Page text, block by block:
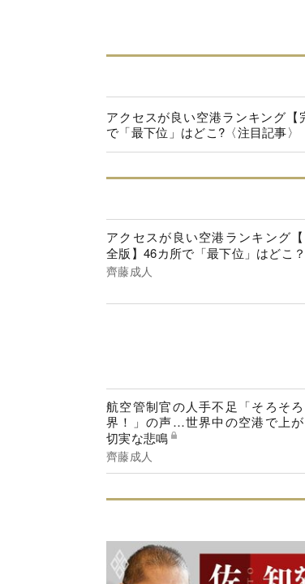
アクセスが良い空港ランキング【
で「最下位」はどこ?〈注目記事〉
アクセスが良い空港ランキング
全版】46カ所で「最下位」はどこ？
齊藤成人
航空管制官の人手不足「そろそ
界！」の声…世界中の空港で上
切実な悲鳴
齊藤成人